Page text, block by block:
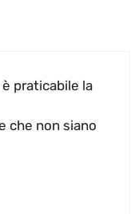
praticabile la
che non siano